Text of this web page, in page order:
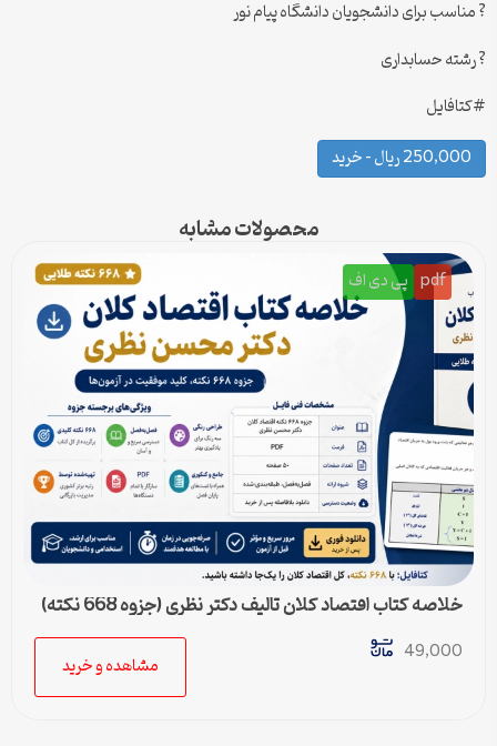
? مناسب برای دانشجویان دانشگاه پیام نور
? رشته حسابداری
#کتافایل
250,000 ریال – خرید
محصولات مشابه
pdf پی دی اف
خلاصه کتاب اقتصاد کلان تالیف دکتر نظری (جزوه 668 نکته)
49,000
مشاهده و خرید